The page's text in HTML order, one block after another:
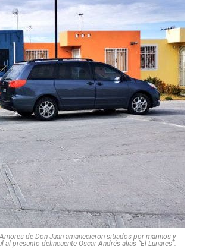
de Don Juan amanecieron sitiados por marinos y
presunto delincuente Oscar Andrés alias “El Lunares”.